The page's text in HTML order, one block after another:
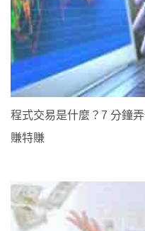
程式交易是什麼？7 分鐘
賺特賺